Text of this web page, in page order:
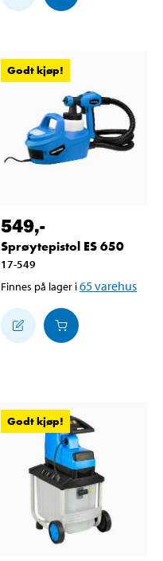
Godt kjøp!
549,-
Sprøytepistol ES 650
17-549
Finnes på lager i65varehus
Godt kjøp!